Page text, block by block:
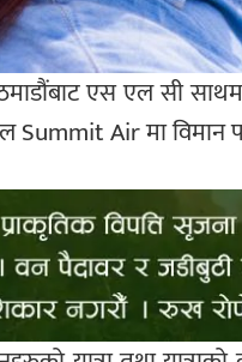
एस एल सी
Air मा विमान